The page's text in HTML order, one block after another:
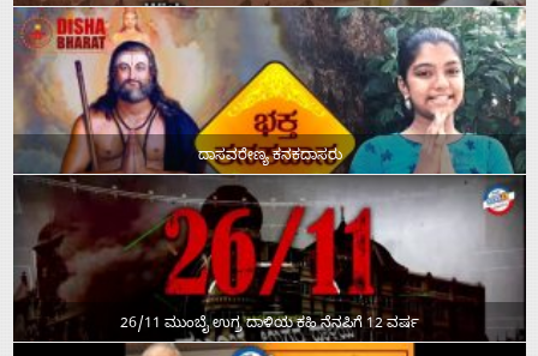
ದಾಸವರೇಣ್ಯ ಕನಕದಾಸರು
26/11 ಮುಂಬೈ ಉಗ್ರ ದಾಳಿಯ ಕಹಿ ನೆನಪಿಗೆ 12 ವರ್ಷ